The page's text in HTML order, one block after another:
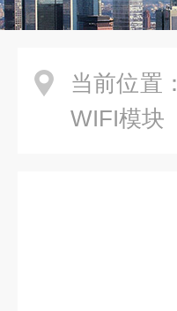
当前位置：
WIFI模块